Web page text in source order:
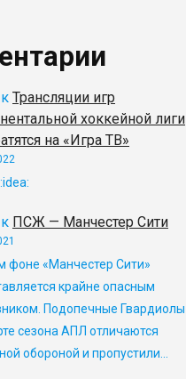
к Трансляции игр
хоккейной лиги
на «Игра ТВ»
к ПСЖ — Манчестер Сити
фоне «Манчестер Сити»
крайне опасным
Подопечные Гвардиолы
сезона АПЛ отличаются
обороной и пропустили…